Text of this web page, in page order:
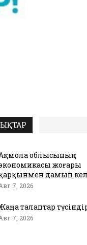
облысының
жоғары
дамып
7, 2026
талаптар
7, 2026